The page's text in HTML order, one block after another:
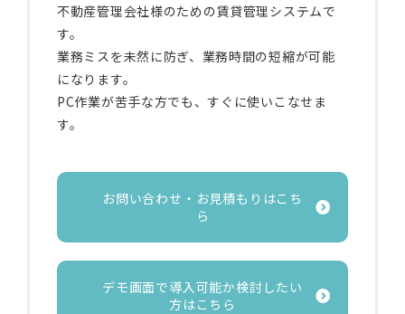
不動産管理会社様のための賃貸管理システムで
す。
業務ミスを未然に防ぎ、業務時間の短縮が可能
になります。
PC作業が苦手な方でも、すぐに使いこなせま
す。
お問い合わせ・お見積もりはこち
ら
デモ画面で導入可能か検討したい
方はこちら